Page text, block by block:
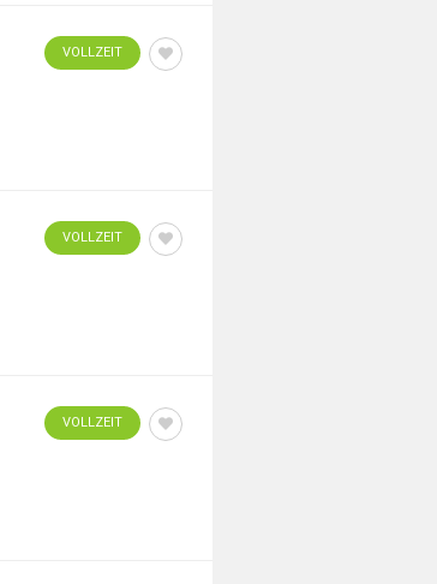
VOLLZEIT
VOLLZEIT
VOLLZEIT